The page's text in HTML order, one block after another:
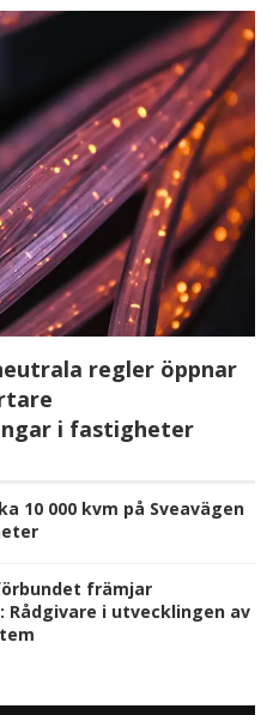
regler öppnar
i fastigheter
10 000 kvm på Sveavägen
främjar
Rådgivare i utvecklingen av